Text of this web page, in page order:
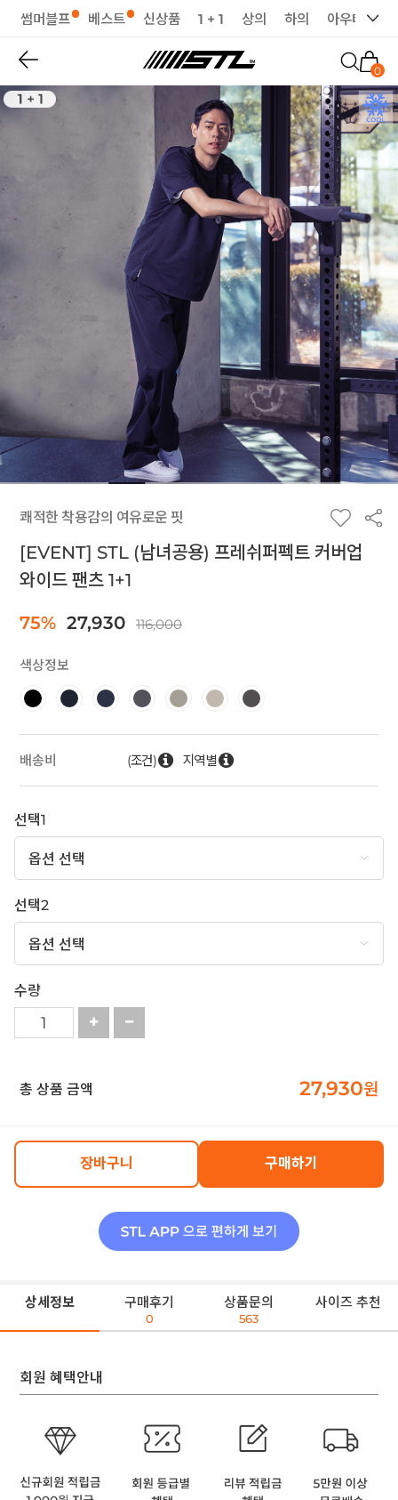
썸머블프 베스트 신상품 1 + 1 상의 하의 아우터
0
쾌적한 착용감의 여유로운 핏
[EVENT] STL (남녀공용) 프레쉬퍼펙트 커버업
와이드 팬츠 1+1
75% 27,930 116,000
색상정보
배송비 (조건) 지역별
선택1
선택2
수량
총 상품 금액 27,930원
장바구니 구매하기
상세정보 구매후기
0
상품문의
563
사이즈 추천
회원 혜택안내